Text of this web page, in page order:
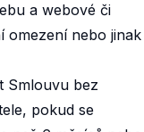
a webové či
omezení nebo jinak
Smlouvu bez
pokud se